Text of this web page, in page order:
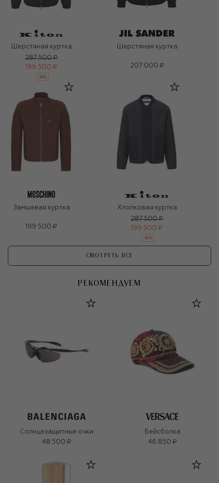
Шерстяная куртка
287 500 ₽
199 500 ₽
-30%
Шерстяная куртка
207 000 ₽
Замшевая куртка
199 500 ₽
Хлопковая куртка
287 500 ₽
199 500 ₽
-30%
СМОТРЕТЬ ВСЕ
РЕКОМЕНДУЕМ
Солнцезащитные очки
48 500 ₽
Бейсболка
46 850 ₽